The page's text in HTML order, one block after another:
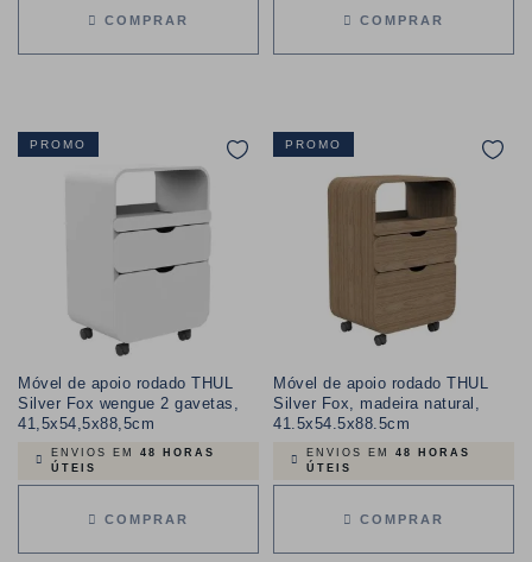
COMPRAR COMPRAR
PROMO
Móvel de apoio rodado THUL
Silver Fox wengue 2 gavetas,
41,5x54,5x88,5cm
ENVIOS EM 48 HORAS
ÚTEIS
COMPRAR
PROMO
Móvel de apoio rodado THUL
Silver Fox, madeira natural,
41.5x54.5x88.5cm
ENVIOS EM 48 HORAS
ÚTEIS
COMPRAR